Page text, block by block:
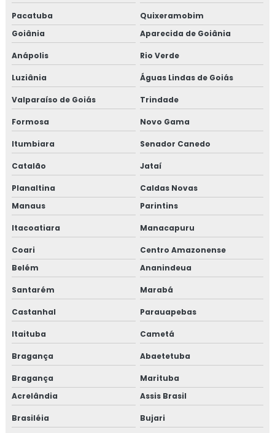
Pacatuba
Quixeramobim
Goiânia
Aparecida de Goiânia
Anápolis Rio Verde
Luziânia Águas Lindas de Goiás
Valparaíso de Goiás Trindade
Formosa Novo Gama
Itumbiara Senador Canedo
Catalão Jataí
Planaltina
Caldas Novas
Manaus
Parintins
Itacoatiara Manacapuru
Coari
Centro Amazonense
Belém
Ananindeua
Santarém Marabá
Castanhal Parauapebas
Itaituba Cametá
Bragança Abaetetuba
Bragança
Marituba
Acrelândia
Assis Brasil
Brasiléia Bujari